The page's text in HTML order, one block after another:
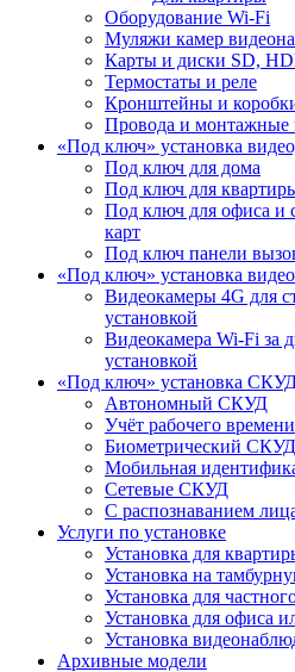
Оборудование Wi-Fi
Муляжи камер
Карты и диски SD,
Термостаты и реле
Кронштейны и
Провода и монтажные
«Под ключ» установка
Под ключ для дома
Под ключ для
Под ключ для офиса и
карт
Под ключ панели
«Под ключ» установка
Видеокамеры 4G для
установкой
Видеокамера Wi-Fi за
установкой
«Под ключ» установка
Автономный СКУД
Учёт рабочего времени
Биометрический СКУД
Мобильная
Сетевые СКУД
С распознаванием
Услуги по установке
Установка для
Установка на
Установка для
Установка для офиса
Установка
Архивные модели